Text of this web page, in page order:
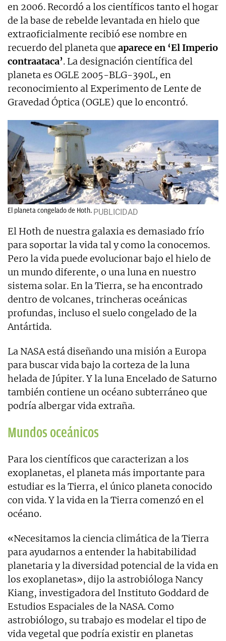
en 2006. Recordó a los científicos tanto el hogar
de la base de rebelde levantada en hielo que
extraoficialmente recibió ese nombre en
recuerdo del planeta que aparece en ‘El Imperio
contraataca’. La designación científica del
planeta es OGLE 2005-BLG-390L, en
reconocimiento al Experimento de Lente de
Gravedad Óptica (OGLE) que lo encontró.
El planeta congelado de Hoth.
El Hoth de nuestra galaxia es demasiado frío
para soportar la vida tal y como la conocemos.
Pero la vida puede evolucionar bajo el hielo de
un mundo diferente, o una luna en nuestro
sistema solar. En la Tierra, se ha encontrado
dentro de volcanes, trincheras oceánicas
profundas, incluso el suelo congelado de la
Antártida.
La NASA está diseñando una misión a Europa
para buscar vida bajo la corteza de la luna
helada de Júpiter. Y la luna Encelado de Saturno
también contiene un océano subterráneo que
podría albergar vida extraña.
Mundos oceánicos
Para los científicos que caracterizan a los
exoplanetas, el planeta más importante para
estudiar es la Tierra, el único planeta conocido
con vida. Y la vida en la Tierra comenzó en el
océano.
«Necesitamos la ciencia climática de la Tierra
para ayudarnos a entender la habitabilidad
planetaria y la diversidad potencial de la vida en
los exoplanetas», dijo la astrobióloga Nancy
Kiang, investigadora del Instituto Goddard de
Estudios Espaciales de la NASA. Como
astrobiólogo, su trabajo es modelar el tipo de
vida vegetal que podría existir en planetas